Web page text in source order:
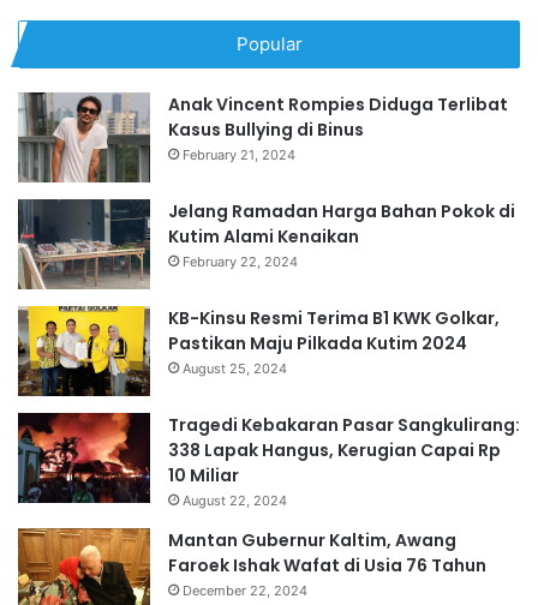
Popular
Anak Vincent Rompies Diduga Terlibat
Kasus Bullying di Binus
February 21, 2024
Jelang Ramadan Harga Bahan Pokok di
Kutim Alami Kenaikan
February 22, 2024
KB-Kinsu Resmi Terima B1 KWK Golkar,
Pastikan Maju Pilkada Kutim 2024
August 25, 2024
Tragedi Kebakaran Pasar Sangkulirang:
338 Lapak Hangus, Kerugian Capai Rp
10 Miliar
August 22, 2024
Mantan Gubernur Kaltim, Awang
Faroek Ishak Wafat di Usia 76 Tahun
December 22, 2024